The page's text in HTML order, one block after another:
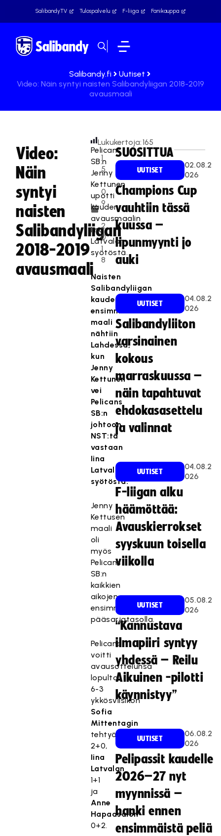
SalibandyTV Tulospalvelu F-liiga Fanikauppa
Salibandy.fi
Uutiset
Video: Näin syntyi naisten Salibandyliigan 2018-2019
avausmaali
Video:
Näin
syntyi
naisten
Salibandyliigan
2018-2019
avausmaali
1
5
.
0
9
.
2
0
1
8
Lukukertoja:165
Pelicans
SB:n
Jenny
Kettunen
upotti
kauden
avausmaalin
Iina
Latvalan
syötöstä.
Naisten
Salibandyliigan
kauden
ensimmäinen
maali
nähtiin
Lahdessa,
kun
Jenny
Kettunen
vei
Pelicans
SB:n
johtoon
NST:tä
vastaan
Iina
Latvalan
syötöstä.
Jenny
Kettusen
maali
oli
myös
Pelicans
SB:n
kaikkien
aikojen
ensimmäinen
pääsarjatasolla.
Pelicans
voitti
avausottelunsa
lopulta
6-3
ykkösviisikon
Sofia
Mittentagin
tehtyä
2+0,
Iina
Latvalan
1+1
ja
Anne
Hapaasalon
0+2.
SUOSITTUA
UUTISET
02.08.2
026
Champions Cup
vauhtiin tässä
kuussa –
lipunmyynti jo
auki
UUTISET
04.08.2
026
Salibandyliiton
varsinainen
kokous
marraskuussa –
näin tapahtuvat
ehdokasasettelu
ja valinnat
UUTISET
04.08.2
026
F-liigan alku
häämöttää:
Avauskierrokset
syyskuun toisella
viikolla
UUTISET
05.08.2
026
“Kannustava
ilmapiiri syntyy
yhdessä – Reilu
Aikuinen -pilotti
käynnistyy”
UUTISET
06.08.2
026
Pelipassit kaudelle
2026–27 nyt
myynnissä –
hanki ennen
ensimmäistä peliä